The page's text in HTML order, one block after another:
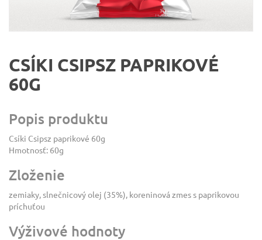
CSÍKI CSIPSZ PAPRIKOVÉ
60G
Popis produktu
Csíki Csipsz paprikové 60g
Hmotnosť: 60g
Zloženie
zemiaky, slnečnicový olej (35%), koreninová zmes s paprikovou
príchuťou
Výživové hodnoty